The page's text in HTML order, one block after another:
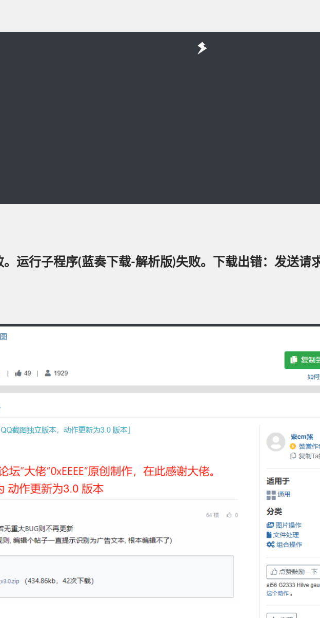
运行子程序(蓝奏下载-解析版)失败。下载出错：发送请